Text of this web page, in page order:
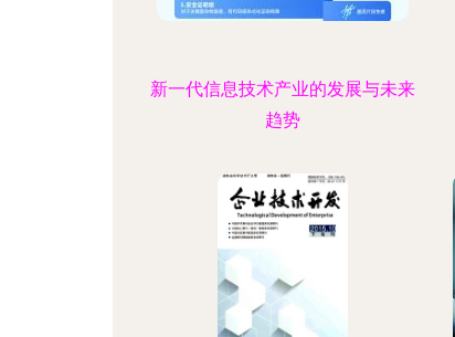
新一代信息技术产业的发展与未来
趋势